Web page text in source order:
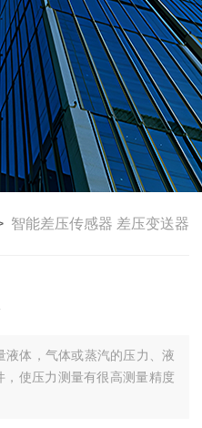
智能差压传感器 差压变送器
体，气体或蒸汽的压力、液
使压力测量有很高测量精度